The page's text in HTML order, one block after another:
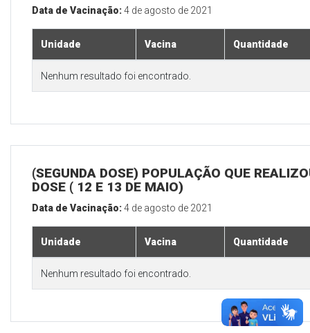
Data de Vacinação:4 de agosto de 2021
Unidade Vacina Quantidade
Nenhum resultado foi encontrado.
(SEGUNDA DOSE) POPULAÇÃO QUE
DOSE ( 12 E 13 DE MAIO)
Data de Vacinação:4 de agosto de 2021
Unidade Vacina Quantidade
Nenhum resultado foi encontrado.